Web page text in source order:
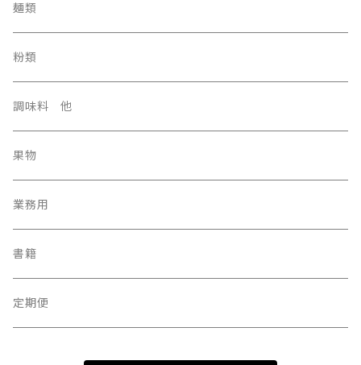
麺類
粉類
調味料 他
果物
業務用
書籍
定期便